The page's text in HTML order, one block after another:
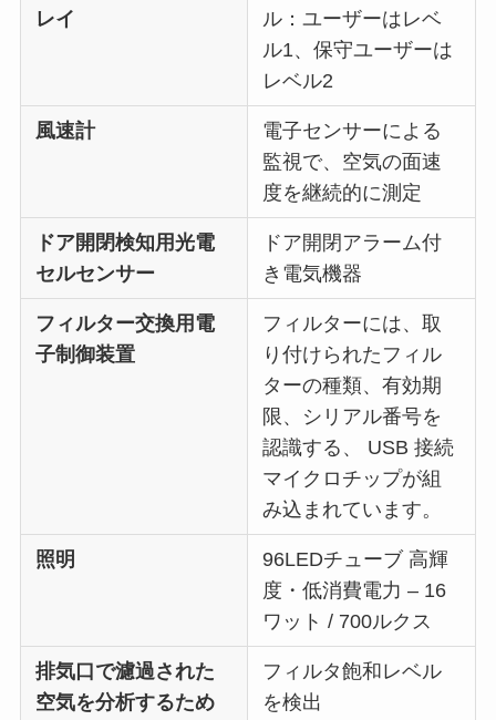
レイ
ル：ユーザーはレベ
ル1、保守ユーザーは
レベル2
風速計
電子センサーによる
監視で、空気の面速
度を継続的に測定
ドア開閉検知用光電
セルセンサー
ドア開閉アラーム付
き電気機器
フィルター交換用電
子制御装置
フィルターには、取
り付けられたフィル
ターの種類、有効期
限、シリアル番号を
認識する、 USB 接続
マイクロチップが組
み込まれています。
照明
96LEDチューブ 高輝
度・低消費電力 – 16
ワット / 700ルクス
排気口で濾過された
空気を分析するため
フィルタ飽和レベル
を検出